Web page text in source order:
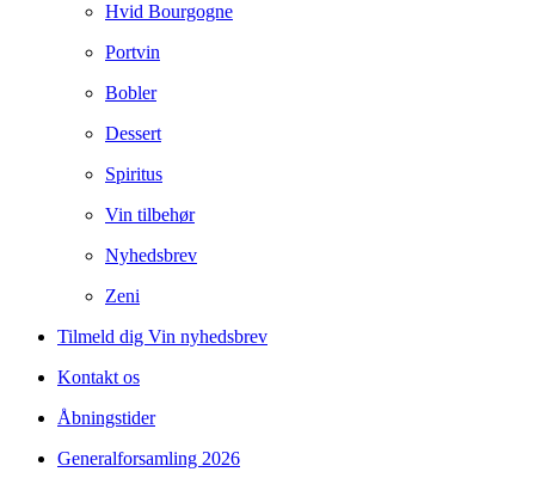
Hvid Bourgogne
Portvin
Bobler
Dessert
Spiritus
Vin tilbehør
Nyhedsbrev
Zeni
Tilmeld dig Vin nyhedsbrev
Kontakt os
Åbningstider
Generalforsamling 2026